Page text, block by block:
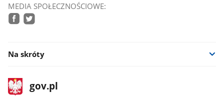
MEDIA SPOŁECZNOŚCIOWE:
Na skróty
stopka
gov.plStrona
gov.pl